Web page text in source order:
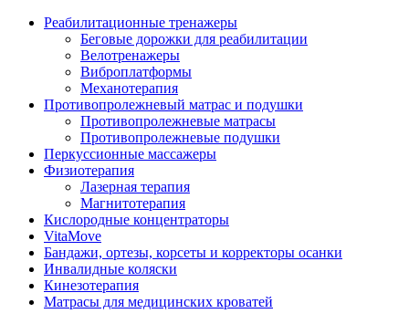
Реабилитационные тренажеры
Беговые дорожки для реабилитации
Велотренажеры
Виброплатформы
Механотерапия
Противопролежневый матрас и подушки
Противопролежневые матрасы
Противопролежневые подушки
Перкуссионные массажеры
Физиотерапия
Лазерная терапия
Магнитотерапия
Кислородные концентраторы
VitaMove
Бандажи, ортезы, корсеты и корректоры осанки
Инвалидные коляски
Кинезотерапия
Матрасы для медицинских кроватей